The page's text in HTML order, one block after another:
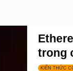
trong
KIẾN THỨC